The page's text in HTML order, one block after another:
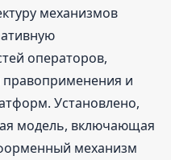
механизмов
операторов,
правоприменения и
Установлено,
модель, включающая
механизм